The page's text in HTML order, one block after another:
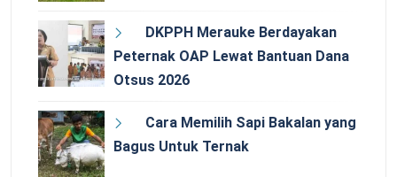
DKPPH Merauke Berdayakan
Peternak OAP Lewat Bantuan Dana
Otsus 2026
Cara Memilih Sapi Bakalan yang
Bagus Untuk Ternak